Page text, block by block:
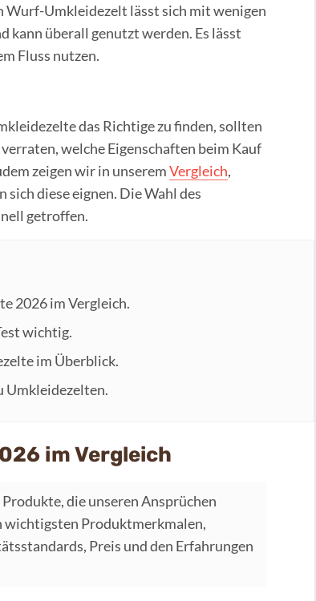
Wurf-Umkleidezelt lässt sich mit wenigen
kann überall genutzt werden. Es lässt
Fluss nutzen.
das Richtige zu finden, sollten
welche Eigenschaften beim Kauf
zeigen wir in unseremVergleich,
diese eignen. Die Wahl des
getroffen.
2026 im Vergleich.
wichtig.
im Überblick.
Umkleidezelten.
im Vergleich
die unseren Ansprüchen
wichtigsten Produktmerkmalen,
Preis und den Erfahrungen